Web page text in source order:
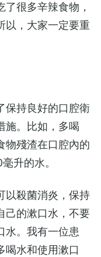
很多辛辣食物，
以，大家一定要重
保持良好的口腔衛
施。比如，多喝
物殘渣在口腔內的
升的水。
以殺菌消炎，保持
己的漱口水，不要
水。我有一位患
喝水和使用漱口